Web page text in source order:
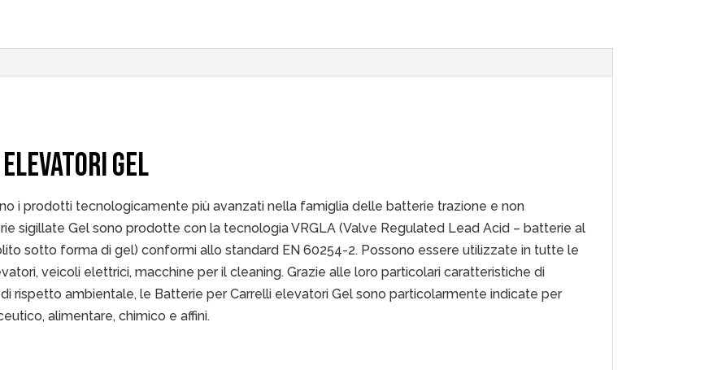
GEL
i prodotti tecnologicamente più avanzati nella famiglia delle batterie trazione e non
sigillate Gel sono prodotte con la tecnologia VRGLA (Valve Regulated Lead Acid – batterie al
sotto forma di gel) conformi allo standard EN 60254-2. Possono essere utilizzate in tutte le
veicoli elettrici, macchine per il cleaning. Grazie alle loro particolari caratteristiche di
rispetto ambientale, le Batterie per Carrelli elevatori Gel sono particolarmente indicate per
alimentare, chimico e affini.